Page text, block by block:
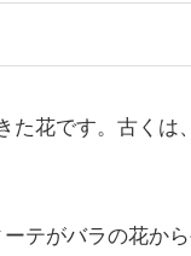
花です。古くは、
テがバラの花か